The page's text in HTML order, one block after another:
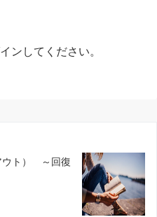
ン してください。
ウト） ～回復